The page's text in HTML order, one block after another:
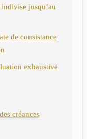
jusqu’au
de consistance
exhaustive
créances